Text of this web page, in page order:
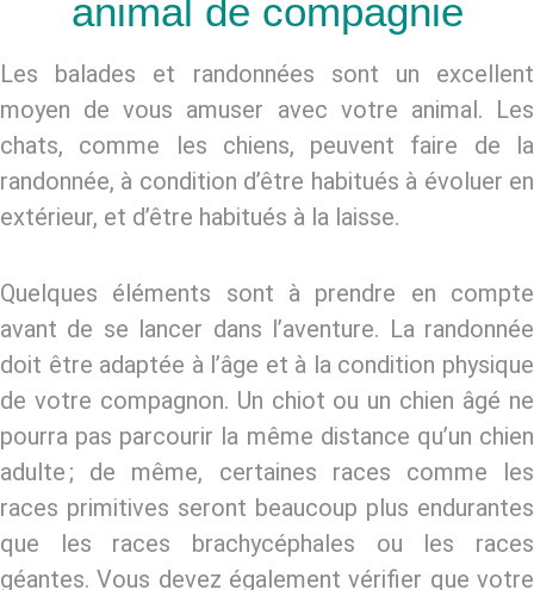
animal de compagnie
Les balades et randonnées sont un excellent
moyen de vous amuser avec votre animal. Les
chats, comme les chiens, peuvent faire de la
randonnée, à condition d’être habitués à évoluer en
extérieur, et d’être habitués à la laisse.
Quelques éléments sont à prendre en compte
avant de se lancer dans l’aventure. La randonnée
doit être adaptée à l’âge et à la condition physique
de votre compagnon. Un chiot ou un chien âgé ne
pourra pas parcourir la même distance qu’un chien
adulte ; de même, certaines races comme les
races primitives seront beaucoup plus endurantes
que les races brachycéphales ou les races
géantes. Vous devez également vérifier que votre